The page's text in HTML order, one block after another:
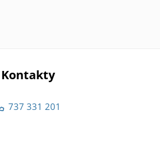
Kontakty
737 331 201